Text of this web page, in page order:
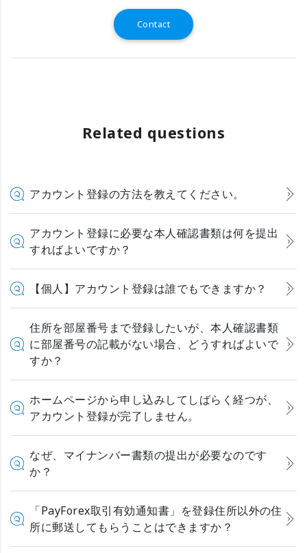
Contact
Related questions
アカウント登録の方法を教えてください。
アカウント登録に必要な本人確認書類は何を提出
すればよいですか？
【個人】アカウント登録は誰でもできますか？
住所を部屋番号まで登録したいが、本人確認書類
に部屋番号の記載がない場合、どうすればよいで
すか？
ホームページから申し込みしてしばらく経つが、
アカウント登録が完了しません。
なぜ、マイナンバー書類の提出が必要なのです
か？
「PayForex取引有効通知書」を登録住所以外の住
所に郵送してもらうことはできますか？